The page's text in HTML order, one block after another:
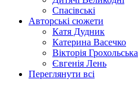
Спасівські
Авторські сюжети
Катя Дудник
Катерина Васечко
Вікторія Грохольська
Євгенія Лень
Переглянути всі